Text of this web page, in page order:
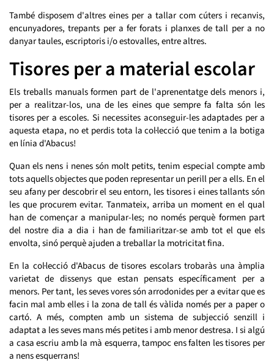
També disposem d'altres eines per a tallar com cúters i recanvis,
encunyadores, trepants per a fer forats i planxes de tall per a no
danyar taules, escriptoris i/o estovalles, entre altres.
Tisores per a material escolar
Els treballs manuals formen part de l'aprenentatge dels menors i,
per a realitzar-los, una de les eines que sempre fa falta són les
tisores per a escoles. Si necessites aconseguir-les adaptades per a
aquesta etapa, no et perdis tota la col·lecció que tenim a la botiga
en línia d'Abacus!
Quan els nens i nenes són molt petits, tenim especial compte amb
tots aquells objectes que poden representar un perill per a ells. En el
seu afany per descobrir el seu entorn, les tisores i eines tallants són
les que procurem evitar. Tanmateix, arriba un moment en el qual
han de començar a manipular-les; no només perquè formen part
del nostre dia a dia i han de familiaritzar-se amb tot el que els
envolta, sinó perquè ajuden a treballar la motricitat fina.
En la col·lecció d'Abacus de tisores escolars trobaràs una àmplia
varietat de dissenys que estan pensats específicament per a
menors. Per tant, les seves vores són arrodonides per a evitar que es
facin mal amb elles i la zona de tall és vàlida només per a paper o
cartó. A més, compten amb un sistema de subjecció senzill i
adaptat a les seves mans més petites i amb menor destresa. I si algú
a casa escriu amb la mà esquerra, tampoc ens falten les tisores per
a nens esquerrans!